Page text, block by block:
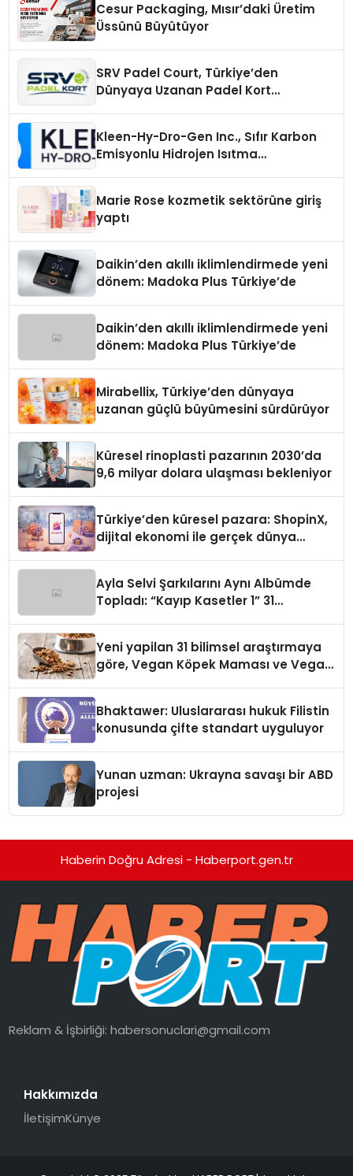
Cesur Packaging, Mısır’daki Üretim
Üssünü Büyütüyor
SRV Padel Court, Türkiye’den
Dünyaya Uzanan Padel Kort
Kleen-Hy-Dro-Gen Inc., Sıfır Karbon
Emisyonlu Hidrojen Isıtma
Marie Rose kozmetik sektörüne giriş
yaptı
Daikin’den akıllı iklimlendirmede yeni
dönem: Madoka Plus Türkiye’de
Daikin’den akıllı iklimlendirmede yeni
dönem: Madoka Plus Türkiye’de
Mirabellix, Türkiye’den dünyaya
uzanan güçlü büyümesini sürdürüyor
Küresel rinoplasti pazarının 2030’da
9,6 milyar dolara ulaşması bekleniyor
Türkiye’den küresel pazara: ShopinX,
dijital ekonomi ile gerçek dünya
Ayla Selvi Şarkılarını Aynı Albümde
Topladı: “Kayıp Kasetler 1” 31
Yeni yapilan 31 bilimsel araştırmaya
göre, Vegan Köpek Maması ve Vegan
Bhaktawer: Uluslararası hukuk Filistin
konusunda çifte standart uyguluyor
Yunan uzman: Ukrayna savaşı bir ABD
projesi
Haberin Doğru Adresi - Haberport.gen.tr
Reklam & İşbirliği:habersonuclari@gmail.com
Hakkımızda
İletişimKünye